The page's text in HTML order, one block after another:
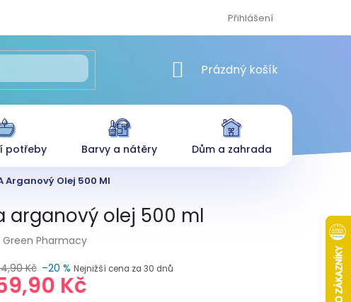
Přihlášení
NÁKUPNÍ KOŠÍK
Prázdný košík
potřeby Barvy a nátěry Dům a zahrada
Arganový Olej 500 Ml
arganový olej 500 ml
Green Pharmacy
Kč –20 % Nejnižší cena za 30 dnů
Kč